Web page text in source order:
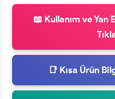
📖 Kullanım ve
📑 Kısa Ürün